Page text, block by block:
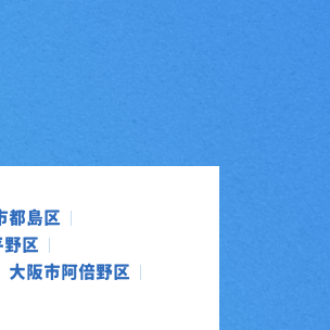
都島区
野区
大阪市阿倍野区